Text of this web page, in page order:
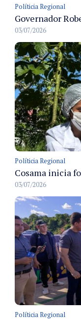
Políticia Regional
03/07/2026
Políticia Regional
03/07/2026
Políticia Regional